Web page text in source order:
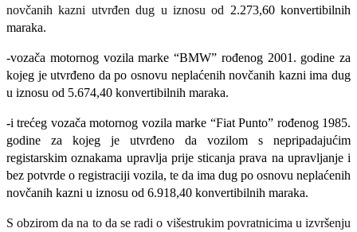
novčanih kazni utvrđen dug u iznosu od 2.273,60konvertibilnih
maraka.
-vozača motornog vozila marke “BMW” rođenog 2001. godine za
kojeg je utvrđeno da po osnovu neplaćenih novčanih kazni ima dug
u iznosu od 5.674,40 konvertibilnih maraka.
-i trećeg vozača motornog vozila marke “Fiat Punto” rođenog 1985.
godine za kojeg je utvrđeno da vozilom s nepripadajućim
registarskim oznakama upravlja prije sticanja prava na upravljanje i
bez potvrde o registraciji vozila, te da ima dug po osnovu neplaćenih
novčanih kazni u iznosu od 6.918,40 konvertibilnih maraka.
S obzirom da na to da se radi o višestrukim povratnicima u izvršenju